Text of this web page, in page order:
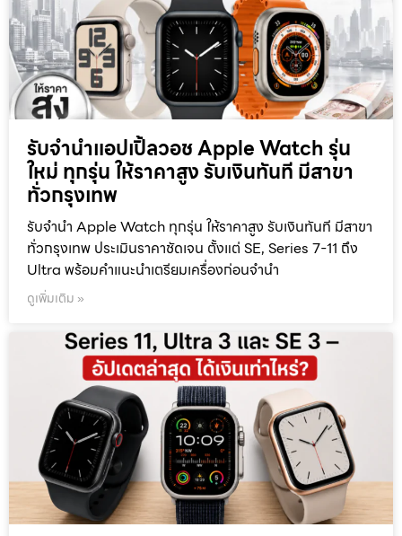
รับจำนำแอปเปิ้ลวอช Apple Watch รุ่น
ใหม่ ทุกรุ่น ให้ราคาสูง รับเงินทันที มีสาขา
ทั่วกรุงเทพ
รับจำนำ Apple Watch ทุกรุ่น ให้ราคาสูง รับเงินทันที มีสาขา
ทั่วกรุงเทพ ประเมินราคาชัดเจน ตั้งแต่ SE, Series 7-11 ถึง
Ultra พร้อมคำแนะนำเตรียมเครื่องก่อนจำนำ
ดูเพิ่มเติม »